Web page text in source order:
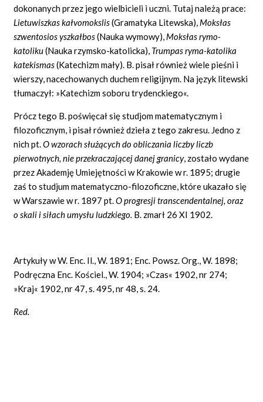
dokonanych przez jego wielbicieli i uczni. Tutaj należą prace:
Lietuwiszkas kałvomokslis(Gramatyka Litewska), Moksłas
szwentosios yszkałbos(Nauka wymowy), Moksłas rymo-
katoliku(Nauka rzymsko-katolicka), Trumpas ryma-katolika
katekismas(Katechizm mały). B. pisał również wiele pieśni i
wierszy, nacechowanych duchem religijnym. Na język litewski
tłumaczył: »Katechizm soboru trydenckiego«.
Prócz tego B. poświęcał się studjom matematycznym i
filozoficznym, i pisał również dzieła z tego zakresu. Jedno z
nich pt.O wzorach służących do obliczania liczby liczb
pierwotnych, nie przekraczającej danej granicy, zostało wydane
przez Akademję Umiejętności w Krakowie w r. 1895; drugie
zaś to studjum matematyczno-filozoficzne, które ukazało się
w Warszawie w r. 1897 pt.O progresji transcendentalnej, oraz
o skali i siłach umysłu ludzkiego. B. zmarł 26 XI 1902.
Artykuły w W. Enc. Il., W. 1891; Enc. Powsz. Org., W. 1898;
Podręczna Enc. Kościel., W. 1904; »Czas« 1902, nr 274;
»Kraj« 1902, nr 47, s. 495, nr 48, s. 24.
Red.